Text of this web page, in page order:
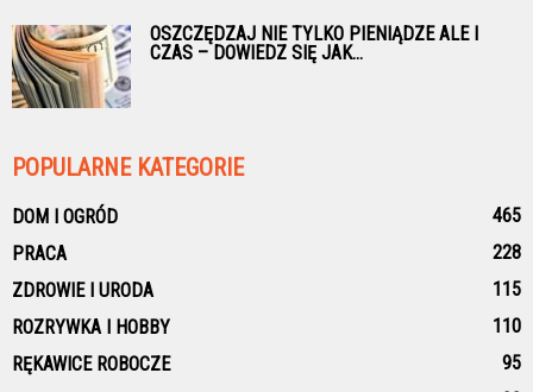
OSZCZĘDZAJ NIE TYLKO PIENIĄDZE ALE I
CZAS – DOWIEDZ SIĘ JAK...
POPULARNE KATEGORIE
DOM I OGRÓD
465
PRACA
228
ZDROWIE I URODA
115
ROZRYWKA I HOBBY
110
RĘKAWICE ROBOCZE
95